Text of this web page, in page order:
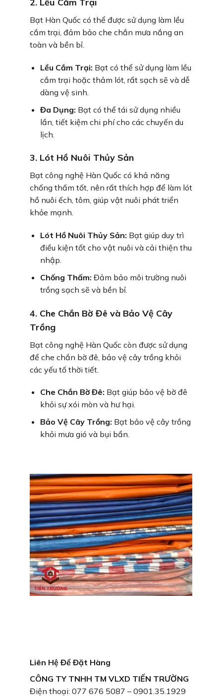
2. Lều Cắm Trại
Bạt Hàn Quốc có thể được sử dụng làm lều
cắm trại, đảm bảo che chắn mưa nắng an
toàn và bền bỉ.
Lều Cắm Trại: Bạt có thể sử dụng làm lều
cắm trại hoặc thảm lót, rất sạch sẽ và dễ
dàng vệ sinh.
Đa Dụng: Bạt có thể tái sử dụng nhiều
lần, tiết kiệm chi phí cho các chuyến du
lịch.
3. Lót Hồ Nuôi Thủy Sản
Bạt công nghệ Hàn Quốc có khả năng
chống thấm tốt, nên rất thích hợp để làm lót
hồ nuôi ếch, tôm, giúp vật nuôi phát triển
khỏe mạnh.
Lót Hồ Nuôi Thủy Sản: Bạt giúp duy trì
điều kiện tốt cho vật nuôi và cải thiện thu
nhập.
Chống Thấm: Đảm bảo môi trường nuôi
trồng sạch sẽ và bền bỉ.
4. Che Chắn Bờ Đê và Bảo Vệ Cây
Trồng
Bạt công nghệ Hàn Quốc còn được sử dụng
để che chắn bờ đê, bảo vệ cây trồng khỏi
các yếu tố thời tiết.
Che Chắn Bờ Đê: Bạt giúp bảo vệ bờ đê
khỏi sự xói mòn và hư hại.
Bảo Vệ Cây Trồng: Bạt bảo vệ cây trồng
khỏi mưa gió và bụi bẩn.
Liên Hệ Để Đặt Hàng
CÔNG TY TNHH TM VLXD TIẾN TRƯỜNG
Điện thoại: 077 676 5087 – 0901.35.1929